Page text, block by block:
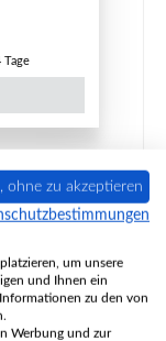
ohne zu akzeptieren
um unsere
und Ihnen ein
zu den von
Werbung und zur